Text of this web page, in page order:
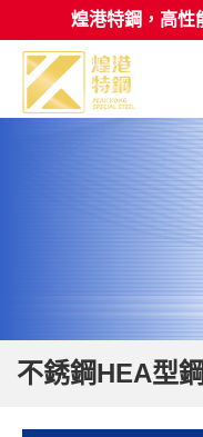
煌港特鋼，高性
不銹鋼HEA型鋼